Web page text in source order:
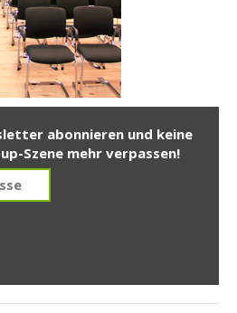
abonnieren und keine
Szene mehr verpassen!